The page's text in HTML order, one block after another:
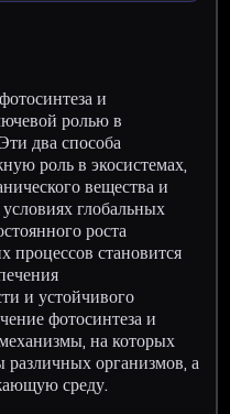
и
ролью в
два способа
роль в экосистемах,
вещества и
глобальных
роста
процессов становится
и устойчивого
фотосинтеза и
на которых
организмов, а
среду.